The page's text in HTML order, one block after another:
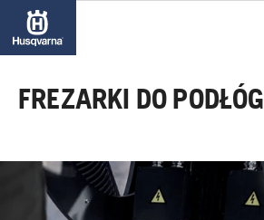
FREZARKI DO PODŁÓG